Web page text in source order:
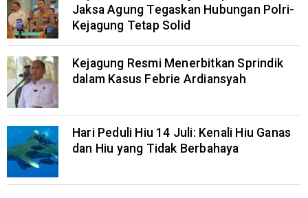
Jaksa Agung Tegaskan Hubungan Polri-
Kejagung Tetap Solid
Kejagung Resmi Menerbitkan Sprindik
dalam Kasus Febrie Ardiansyah
Hari Peduli Hiu 14 Juli: Kenali Hiu Ganas
dan Hiu yang Tidak Berbahaya